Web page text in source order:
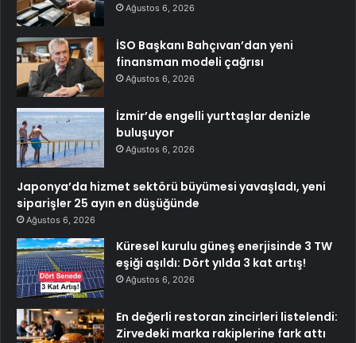
Ağustos 6, 2026
İSO Başkanı Bahçıvan’dan yeni
finansman modeli çağrısı
Ağustos 6, 2026
İzmir’de engelli yurttaşlar denizle
buluşuyor
Ağustos 6, 2026
Japonya’da hizmet sektörü büyümesi yavaşladı, yeni
siparişler 25 ayın en düşüğünde
Ağustos 6, 2026
Küresel kurulu güneş enerjisinde 3 TW
eşiği aşıldı: Dört yılda 3 kat artış!
Ağustos 6, 2026
En değerli restoran zincirleri listelendi:
Zirvedeki marka rakiplerine fark attı